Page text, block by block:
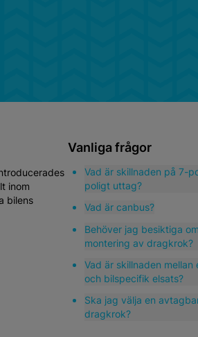
inom
bilens
Vanliga frågor
Vad är skillnaden på 7-
poligt uttag?
Vad är canbus?
Behöver jag besiktiga
montering av dragkrok?
Vad är skillnaden mellan
och bilspecifik elsats?
Ska jag välja en
dragkrok?